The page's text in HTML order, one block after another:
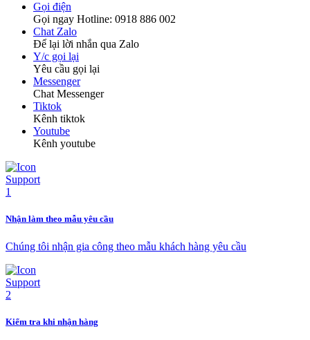
Gọi điện
Gọi ngay Hotline: 0918 886 002
Chat Zalo
Để lại lời nhắn qua Zalo
Y/c gọi lại
Yêu cầu gọi lại
Messenger
Chat Messenger
Tiktok
Kênh tiktok
Youtube
Kênh youtube
Nhận làm theo mẫu yêu cầu
Chúng tôi nhận gia công theo mẫu khách hàng yêu cầu
Kiểm tra khi nhận hàng